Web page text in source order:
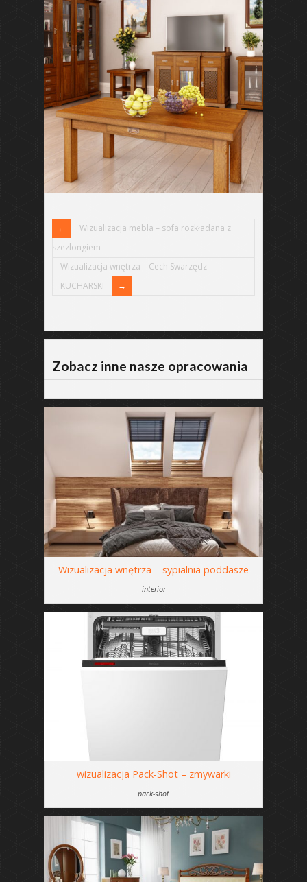
Wizualizacja mebla – sofa rozkładana z
szezlongiem
Wizualizacja wnętrza – Cech Swarzędz –
KUCHARSKI
Zobacz inne nasze opracowania
Wizualizacja wnętrza – sypialnia poddasze
interior
wizualizacja Pack-Shot – zmywarki
pack-shot